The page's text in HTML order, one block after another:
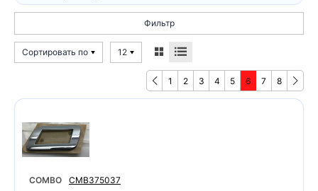
Фильтр
Сортировать по 12
1 2 3 4 5 6 7 8
COMBO CMB375037